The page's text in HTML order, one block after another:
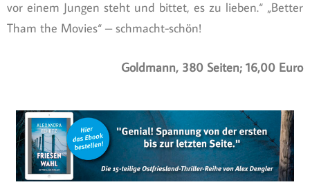
vor einem Jungen steht und bittet, es zu lieben.“ „Better
Tham the Movies“ – schmacht-schön!
Goldmann, 380 Seiten; 16,00 Euro